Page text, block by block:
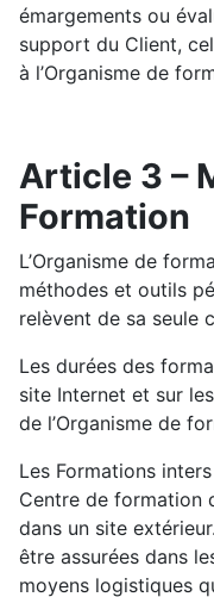
émargements ou
support du Client,
à l’Organisme de
Article 3 –
Formation
L’Organisme de
méthodes et outils
relèvent de sa seule
Les durées des
site Internet et sur
de l’Organisme de
Les Formations
Centre de formation
dans un site
être assurées dans
moyens logistiques